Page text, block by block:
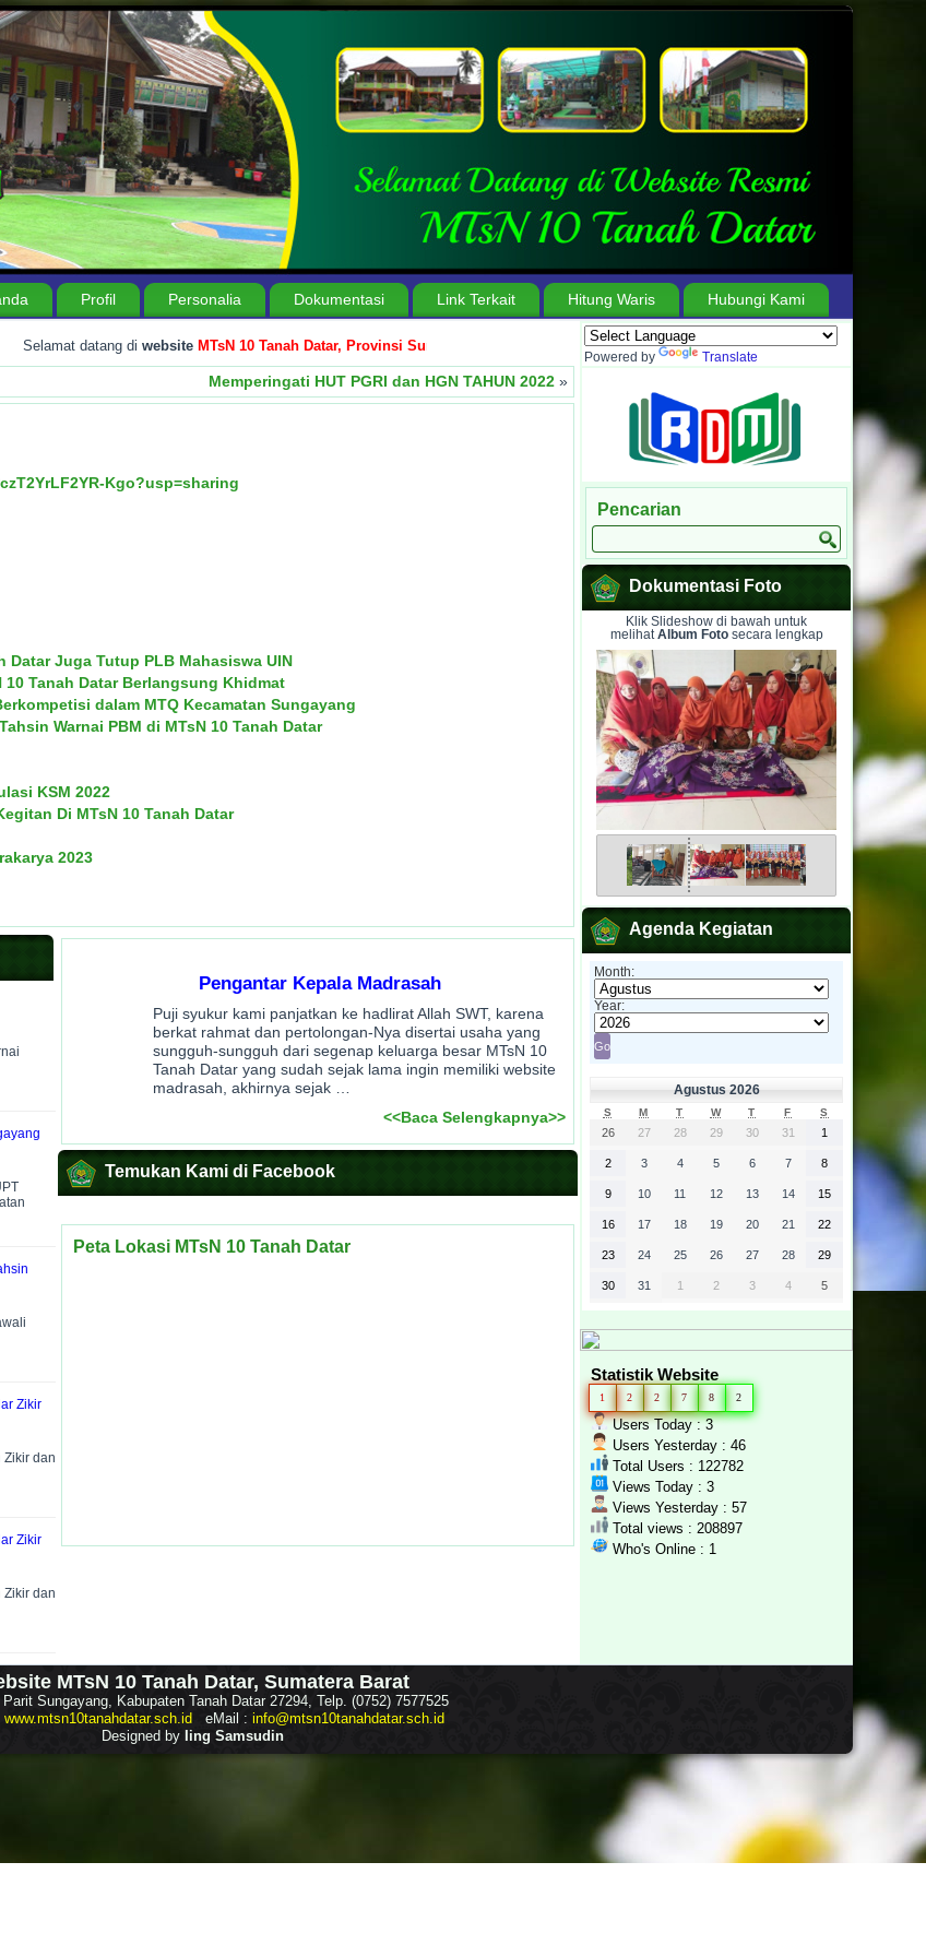
Profil Personalia Dokumentasi Link Terkait Hitung Waris Hubungi Kami
Selamat datang diwebsite MTsN 10 Tanah Datar, Provinsi Sumatera Barat Berjuang Tiada Henti, Bersabar Tanpa Batas, Menuju Madrasah
Memperingati HUT PGRI dan HGN TAHUN 2022 »
Kgo?usp=sharing
Datar Juga Tutup PLB Mahasiswa UIN
Tanah Datar Berlangsung Khidmat
dalam MTQ Kecamatan Sungayang
Warnai PBM di MTsN 10 Tanah Datar
KSM 2022
Di MTsN 10 Tanah Datar
2023
Zikir
Zikir dan
Zikir
Zikir dan
Pengantar Kepala Madrasah
Puji syukur kami panjatkan ke hadlirat Allah SWT, karena
berkat rahmat dan pertolongan-Nya disertai usaha yang
sungguh-sungguh dari segenap keluarga besar MTsN 10
Tanah Datar yang sudah sejak lama ingin memiliki website
madrasah, akhirnya sejak …
<<Baca Selengkapnya>>
Temukan Kami di Facebook
Peta Lokasi MTsN 10 Tanah Datar
Powered by Translate
Pencarian
Dokumentasi Foto
Klik Slideshow di bawah untuk
melihatAlbum Fotosecara lengkap
Agenda Kegiatan
Month:
Year:
Agustus 2026
S M T W T F S
26 27 28 29 30 31 1
2 3 4 5 6 7 8
9 10 11 12 13 14 15
16 17 18 19 20 21 22
23 24 25 26 27 28 29
30 31 1 2 3 4 5
Statistik Website
1 2 2 7 8 2
Users Today : 3
Users Yesterday : 46
Total Users : 122782
Views Today : 3
Views Yesterday : 57
Total views : 208897
Who's Online : 1
MTsN 10 Tanah Datar, Sumatera Barat
Sungayang, Kabupaten Tanah Datar 27294, Telp. (0752) 7577525
www.mtsn10tanahdatar.sch.id eMail : info@mtsn10tanahdatar.sch.id
Designed by Iing Samsudin